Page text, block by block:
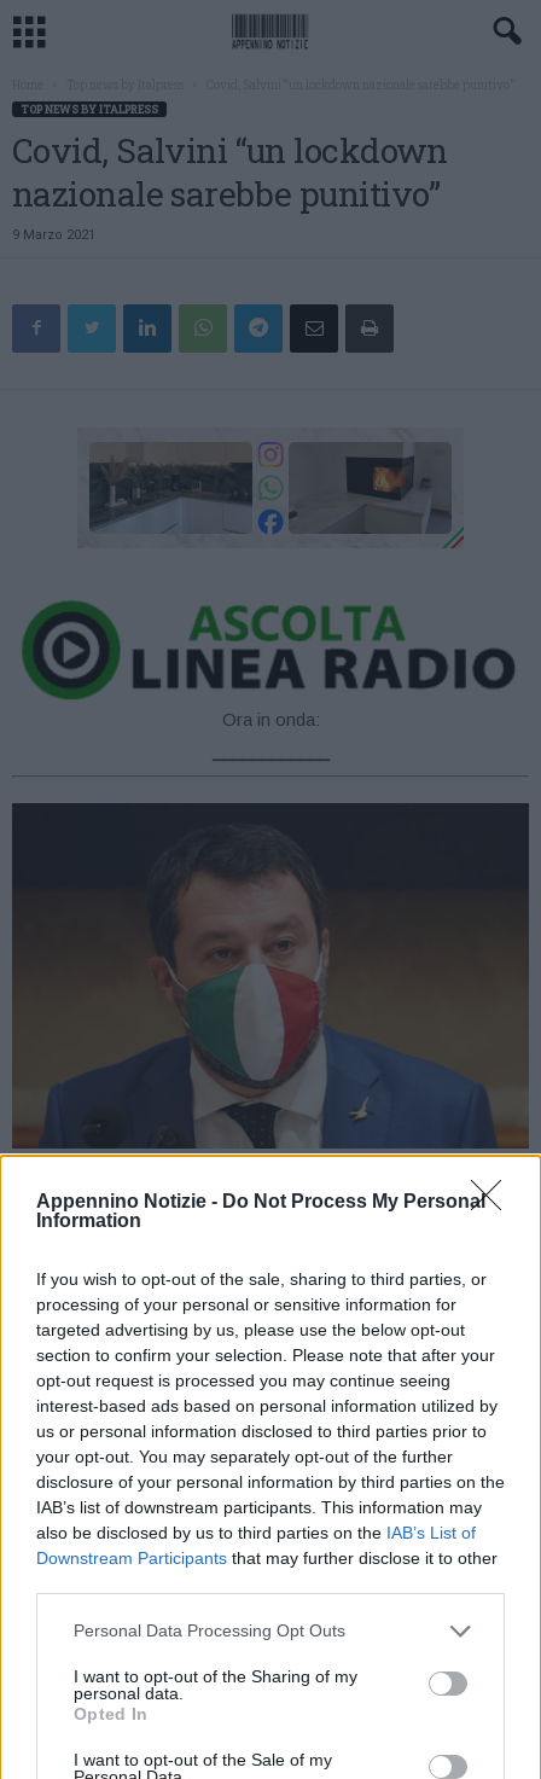
Appennino Notizie - Do Not Process My Personal
Information
If you wish to opt-out of the sale, sharing to third parties, or
processing of your personal or sensitive information for
targeted advertising by us, please use the below opt-out
section to confirm your selection. Please note that after your
opt-out request is processed you may continue seeing
interest-based ads based on personal information utilized by
us or personal information disclosed to third parties prior to
your opt-out. You may separately opt-out of the further
disclosure of your personal information by third parties on the
IAB’s list of downstream participants. This information may
also be disclosed by us to third parties on the IAB’s List of
Downstream Participants that may further disclose it to other
Personal Data Processing Opt Outs
I want to opt-out of the Sharing of my
personal data.
Opted In
I want to opt-out of the Sale of my
TOP NEWS BY ITALPRESS
Covid, Salvini “un lockdown
nazionale sarebbe punitivo”
9 Marzo 2021
Ora in onda:
ROMA (ITALPRESS) – “Non ho i dati scientifici per esprimermi,
sono favorevole a intervenire dove la situazione è maggiormente
Sardegna o altre province dove non c’è nessuna pressione
ospedaliera no, occorre intervenire tempestivamente in maniera
chirurgica dove c’è urgenza. Non si può intervenire
uniformemente, mi sembrerebbe punitivo chiudere tutto e tutti”.
Lo ha detto il segretario della Lega, Matteo Salvini, nel corso di
una diretta Facebook. “C’è una situazione sanitaria in alcune
zone a rischio e li occorre intervenire, ad esempio la situazione
di Brescia e Bologna meritano attenzione, ma dare dei segnali di
speranza come ha fatto ieri Draghi è fondamentale. Lo stesso
Franceschini – ha aggiunto – ricordava come teatri e cinema a
suo modo di vedere dovrebbero poter riaprire a fine marzo. Noi
ci stiamo muovendo su tre fronti: vaccini, terapie domiciliari e
vaccini, poi l’obiettivo è di tornare ad essere un paese che vive
da dopo Pasqua”.
Salvini ha poi spiegato si aver incontrato gli imprenditori del